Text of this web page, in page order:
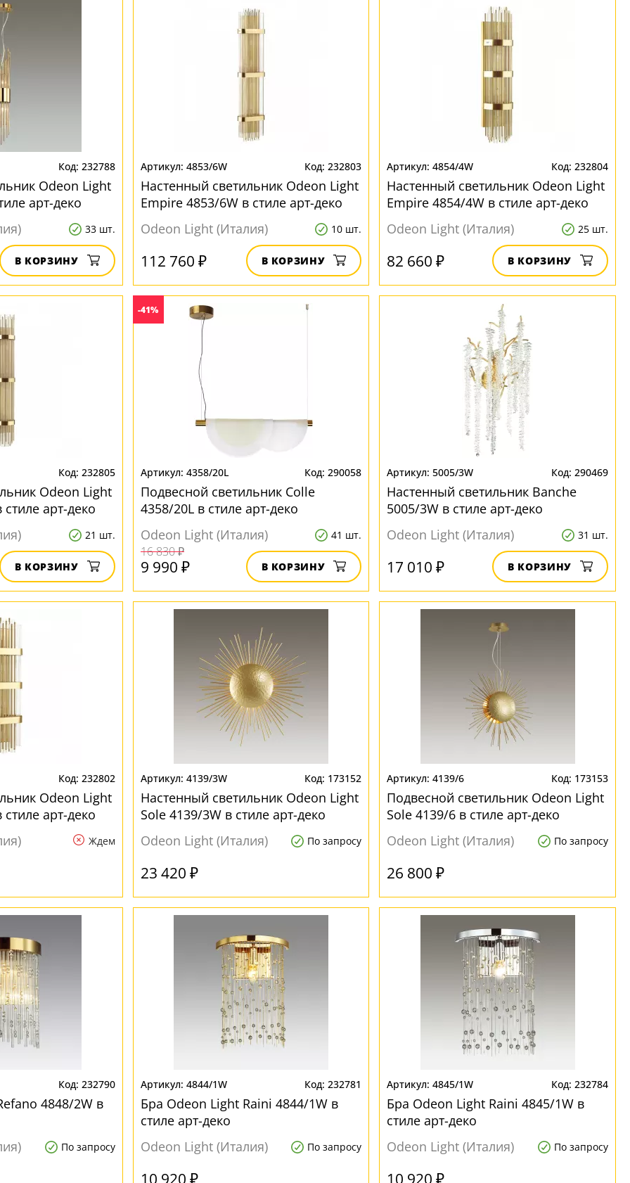
232788
Odeon Light
арт-деко
33 шт.
В КОРЗИНУ
4853/6W 232803
Настенный светильник Odeon Light
Empire 4853/6W в стиле арт-деко
Odeon Light (Италия)
10 шт.
112 760 ₽ В КОРЗИНУ
4854/4W 232804
Настенный светильник Odeon Light
Empire 4854/4W в стиле арт-деко
Odeon Light (Италия)
25 шт.
82 660 ₽ В КОРЗИНУ
232805
Odeon Light
арт-деко
21 шт.
В КОРЗИНУ
-41%
4358/20L 290058
Подвесной светильник Colle
4358/20L в стиле арт-деко
Odeon Light (Италия)
41 шт.
16 830 ₽
9 990 ₽ В КОРЗИНУ
5005/3W 290469
Настенный светильник Banche
5005/3W в стиле арт-деко
Odeon Light (Италия)
31 шт.
17 010 ₽ В КОРЗИНУ
232802
Odeon Light
арт-деко
Ждем
4139/3W 173152
Настенный светильник Odeon Light
Sole 4139/3W в стиле арт-деко
Odeon Light (Италия)
По запросу
23 420 ₽
4139/6 173153
Подвесной светильник Odeon Light
Sole 4139/6 в стиле арт-деко
Odeon Light (Италия)
По запросу
26 800 ₽
232790
4848/2W в
По запросу
4844/1W 232781
Бра Odeon Light Raini 4844/1W в
стиле арт-деко
Odeon Light (Италия)
По запросу
10 920 ₽
4845/1W 232784
Бра Odeon Light Raini 4845/1W в
стиле арт-деко
Odeon Light (Италия)
По запросу
10 920 ₽